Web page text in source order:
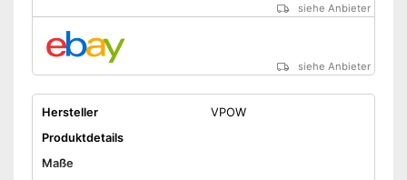
siehe Anbieter
siehe Anbieter
Hersteller
VPOW
Produktdetails
Maße